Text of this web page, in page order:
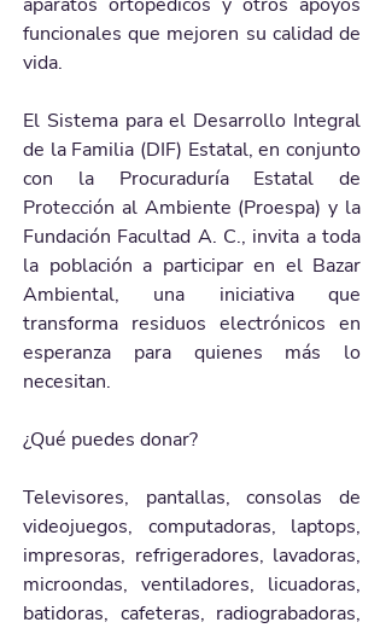
funcionales que mejoren su calidad de
vida.
El Sistema para el Desarrollo Integral
de la Familia (DIF) Estatal, en conjunto
con la Procuraduría Estatal de
Protección al Ambiente (Proespa) y la
Fundación Facultad A. C., invita a toda
la población a participar en el Bazar
Ambiental, una iniciativa que
transforma residuos electrónicos en
esperanza para quienes más lo
necesitan.
¿Qué puedes donar?
Televisores, pantallas, consolas de
videojuegos, computadoras, laptops,
impresoras, refrigeradores, lavadoras,
microondas, ventiladores, licuadoras,
batidoras, cafeteras, radiograbadoras,